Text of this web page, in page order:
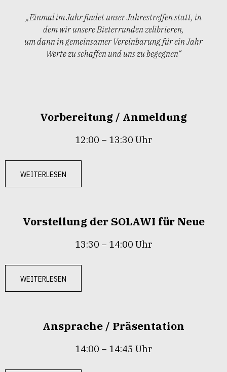
„Einmal im Jahr findet unser Jahrestreffen statt, in
dem wir unsere Bieterrunden zelibrieren,
um dann in gemeinsamer Vereinbarung für ein Jahr
Werte zu schaffen und uns zu begegnen“
Vorbereitung / Anmeldung
12:00 – 13:30 Uhr
weiterlesen
Vorstellung der SOLAWI für Neue
13:30 – 14:00 Uhr
weiterlesen
Ansprache / Präsentation
14:00 – 14:45 Uhr